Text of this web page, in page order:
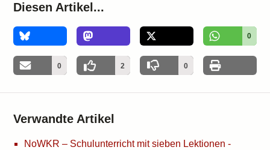
Diesen Artikel...
0
0 2 0
Verwandte Artikel
NoWKR – Schulunterricht mit sieben Lektionen -